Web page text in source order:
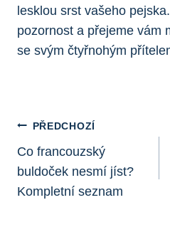
lesklou srst vašeho
⁢pozornost a přejeme vám
se svým‌ čtyřnohým
Navigace
Pro
Příspěvek
PŘEDCHOZÍ
Co francouzský
buldoček nesmí jíst?
Kompletní seznam